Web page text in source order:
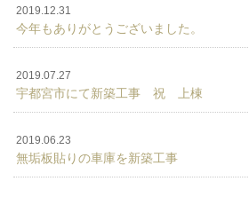
2019.12.31
今年もありがとうございました。
2019.07.27
宇都宮市にて新築工事 祝 上棟
2019.06.23
無垢板貼りの車庫を新築工事